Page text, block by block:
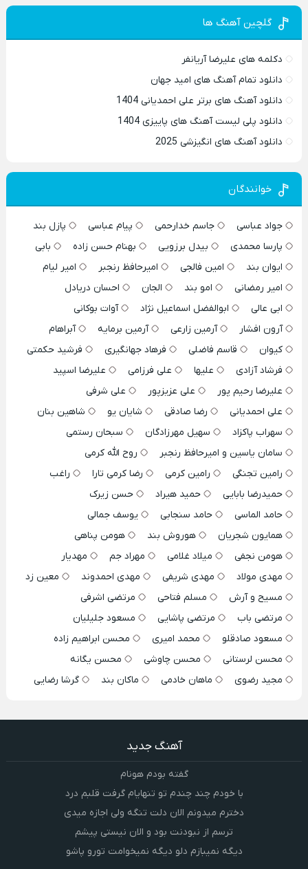
گلچین آهنگ ها
دکلمه های علیرضا آریانفر
دانلود تمام آهنگ های امید جهان
دانلود آهنگ های برتر علی احمدیانی 1404
دانلود پلی لیست آهنگ های پاییزی 1404
دانلود آهنگ های انگیزشی 2025
خوانندگان
جواد عباسی جاسم خدارحمی پیام عباسی
پازل بند
پارسا محمدی
بیدل برزویی بهنام حسن زاده
بابی
ایوان بند
امین فالجی امیرحافظ رنجبر
امیر لیام
امیر رمضانی
امو بند الجان
احسان دریادل
ابی عالی
ابوالفضل اسماعیل نژاد
آوات بوکانی
آرون افشار
آرمین زارعی آرمین برمایه
آبراهام
کیوان
قاسم فاضلی فرهاد جهانگیری
فرشید حکمتی
فرشاد آزادی
علیها علی فرزامی
علیرضا اسپید
علیرضا رحیم پور
علی عزیزپور
علی شرفی
علی احمدیانی
رضا صادقی شایان یو
شاهین بنان
سهراب پاکزاد
سهیل مهرزادگان
سبحان رستمی
سامان یاسین و امیرحافظ رنجبر
روح الله کرمی
رامین تجنگی
رامین کرمی رضا کرمی تارا
راغب
حمیدرضا بابایی
حمید هیراد
حسن زیرک
حامد الماسی
حامد سنجابی
یوسف جمالی
همایون شجریان
هوروش بند
هومن پناهی
هومن نجفی
میلاد غلامی مهراد جم
مهدیار
مهدی مولاد
مهدی شریفی مهدی احمدوند
معین زد
مسیح و آرش
مسلم فتاحی
مرتضی اشرفی
مرتضی باب
مرتضی پاشایی
مسعود جلیلیان
مسعود صادقلو
محمد امیری
محسن ابراهیم زاده
محسن لرستانی
محسن چاوشی
محسن یگانه
مجید رضوی
ماهان خادمی ماکان بند گرشا رضایی
آهنگ جدید
گفته بودم هونام
با خودم چند چندم تو تنهایام گرفت قلبم درد
دخترم میدونم الان دلت تنگه ولی اجازه میدی
ترسم از نبودنت بود و الان نیستی پیشم
دیگه نمیبازم دلو دیگه نمیخوامت تورو پاشو